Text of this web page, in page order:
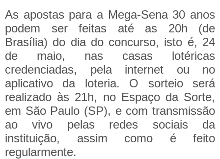
As apostas para a Mega-Sena 30 anos
podem ser feitas até as 20h (de
Brasília) do dia do concurso, isto é, 24
de maio, nas casas lotéricas
credenciadas, pela internet ou no
aplicativo da loteria. O sorteio será
realizado às 21h, no Espaço da Sorte,
em São Paulo (SP), e com transmissão
ao vivo pelas redes sociais da
instituição, assim como é feito
regularmente.